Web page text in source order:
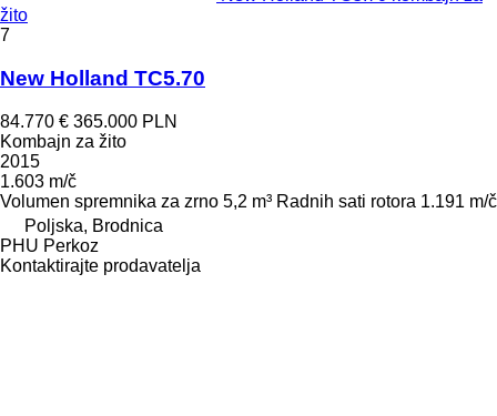
žito
7
New Holland TC5.70
84.770 € 365.000 PLN
Kombajn za žito
2015
1.603 m/č
Volumen spremnika za zrno 5,2 m³ Radnih sati rotora 1.191 m/č
Poljska, Brodnica
PHU Perkoz
Kontaktirajte prodavatelja